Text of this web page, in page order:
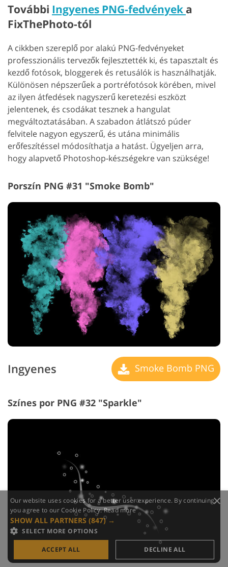
További Ingyenes PNG-fedvények a
FixThePhoto-tól
A cikkben szereplő por alakú PNG-fedvényeket
professzionális tervezők fejlesztették ki, és tapasztalt és
kezdő fotósok, bloggerek és retusálók is használhatják.
Különösen népszerűek a portréfotósok körében, mivel
az ilyen átfedések nagyszerű keretezési eszközt
jelentenek, és csodákat tesznek a hangulat
megváltoztatásában. A szabadon átlátszó púder
felvitele nagyon egyszerű, és utána minimális
erőfeszítéssel módosíthatja a hatást. Ügyeljen arra,
hogy alapvető Photoshop-készségekre van szüksége!
Porszín PNG #31 "Smoke Bomb"
Ingyenes Smoke Bomb PNG
Színes por PNG #32 "Sparkle"
×
Our website uses cookies for a better user experience. By continuing,
you agree to our Cookie Policy.Read more
SHOW ALL PARTNERS (847) →
SELECT MORE OPTIONS
ACCEPT ALL DECLINE ALL